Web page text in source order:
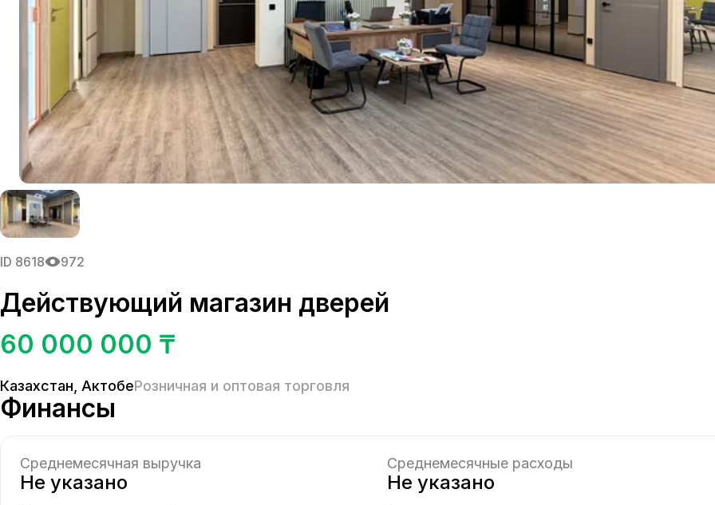
ID 8618 972
Действующий магазин дверей
60 000 000 ₸
Казахстан АктобеРозничная и оптовая торговля
Финансы
Среднемесячная выручка
Не указано
Среднемесячные расходы
Не указано